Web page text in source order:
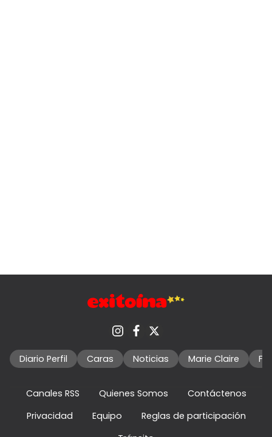
Diario Perfil Caras Noticias Marie Claire
Canales RSS Quienes Somos
Contáctenos
Privacidad
Equipo
Reglas de participación